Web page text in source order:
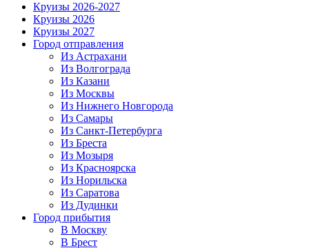
Круизы 2026-2027
Круизы 2026
Круизы 2027
Город отправления
Из Астрахани
Из Волгограда
Из Казани
Из Москвы
Из Нижнего Новгорода
Из Самары
Из Санкт-Петербурга
Из Бреста
Из Мозыря
Из Красноярска
Из Норильска
Из Саратова
Из Дудинки
Город прибытия
В Москву
В Брест